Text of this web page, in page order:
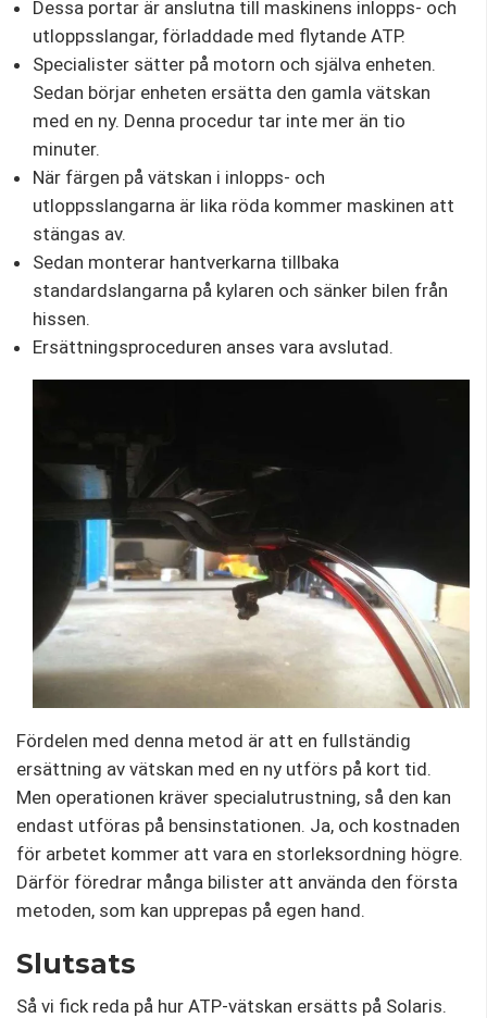
Dessa portar är anslutna till maskinens inlopps- och
utloppsslangar, förladdade med flytande ATP.
Specialister sätter på motorn och själva enheten.
Sedan börjar enheten ersätta den gamla vätskan
med en ny. Denna procedur tar inte mer än tio
minuter.
När färgen på vätskan i inlopps- och
utloppsslangarna är lika röda kommer maskinen att
stängas av.
Sedan monterar hantverkarna tillbaka
standardslangarna på kylaren och sänker bilen från
hissen.
Ersättningsproceduren anses vara avslutad.
Fördelen med denna metod är att en fullständig
ersättning av vätskan med en ny utförs på kort tid.
Men operationen kräver specialutrustning, så den kan
endast utföras på bensinstationen. Ja, och kostnaden
för arbetet kommer att vara en storleksordning högre.
Därför föredrar många bilister att använda den första
metoden, som kan upprepas på egen hand.
Slutsats
Så vi fick reda på hur ATP-vätskan ersätts på Solaris.